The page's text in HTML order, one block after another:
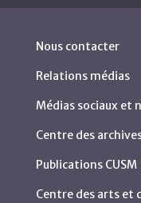
Nous contacter
Relations médias
Médias sociaux et
Centre des
Publications CUSM
Centre des arts et